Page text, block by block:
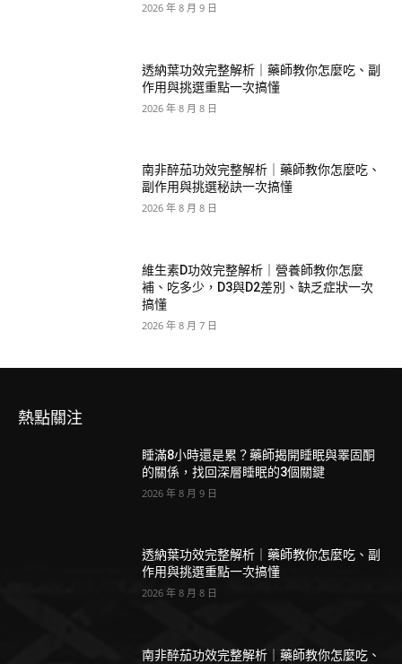
2026 年 8 月 9 日
透納葉功效完整解析｜藥師教你怎麼吃、副
作用與挑選重點一次搞懂
2026 年 8 月 8 日
南非醉茄功效完整解析｜藥師教你怎麼吃、
副作用與挑選秘訣一次搞懂
2026 年 8 月 8 日
維生素D功效完整解析｜營養師教你怎麼
補、吃多少，D3與D2差別、缺乏症狀一次
搞懂
2026 年 8 月 7 日
熱點關注
睡滿8小時還是累？藥師揭開睡眠與睪固酮
的關係，找回深層睡眠的3個關鍵
2026 年 8 月 9 日
透納葉功效完整解析｜藥師教你怎麼吃、副
作用與挑選重點一次搞懂
2026 年 8 月 8 日
南非醉茄功效完整解析｜藥師教你怎麼吃、